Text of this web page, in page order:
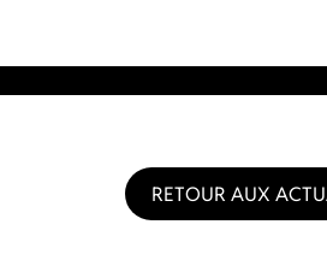
RETOUR AUX